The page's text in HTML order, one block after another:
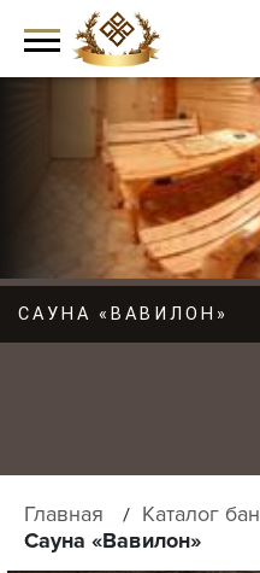
М
САУНА «ВАВИЛОН»
Главная
Каталог
Сауна «Вавилон»